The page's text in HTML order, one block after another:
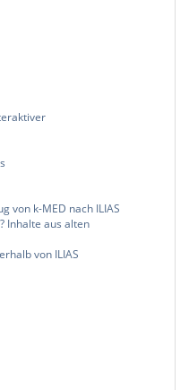
von k-MED nach ILIAS
Inhalte aus alten
von ILIAS